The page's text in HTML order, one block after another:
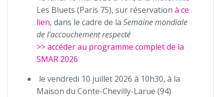
Les Bluets (Paris 75), sur réservation à ce
lien, dans le cadre de la Semaine mondiale
de l’accouchement respecté
>> accéder au programme complet de la
SMAR 2026
le vendredi 10 juillet 2026 à 10h30, à la
Maison du Conte-Chevilly-Larue (94)